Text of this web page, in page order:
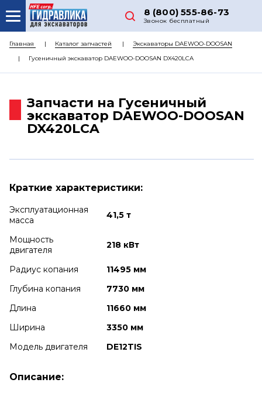
8 (800) 555-86-73
Звонок бесплатный
О НАС
КАТАЛОГ ЗАПЧАСТЕЙ
ДОСТАВКА
Главная Каталог запчастей
Экскаваторы DAEWOO-DOOSAN
Гусеничный экскаватор DAEWOO-DOOSAN DX420LCA
Запчасти на Гусеничный
экскаватор DAEWOO-DOOSAN
DX420LCA
Краткие характеристики:
Эксплуатационная
масса
41,5 т
Мощность
двигателя
218 кВт
Радиус копания
11495 мм
Глубина копания
7730 мм
Длина
11660 мм
Ширина
3350 мм
Модель двигателя
DE12TIS
Описание: